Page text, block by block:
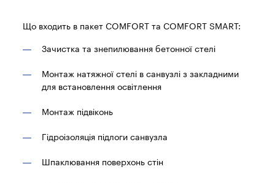
Що входить в пакет COMFORT та COMFORT SMART:
Зачистка та знепилювання бетонної стелі
Монтаж натяжної стелі в санвузлі з закладними
для встановлення освітлення
Монтаж підвіконь
Гідроізоляція підлоги санвузла
Шпаклювання поверхонь стін